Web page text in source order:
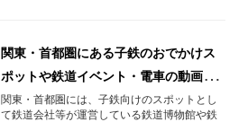
関東・首都圏にある子鉄のおでかけス
ポットや鉄道イベント・電車の動画を
紹介！
関東・首都圏には、子鉄向けのスポットとし
て鉄道会社等が運営している鉄道博物館や鉄